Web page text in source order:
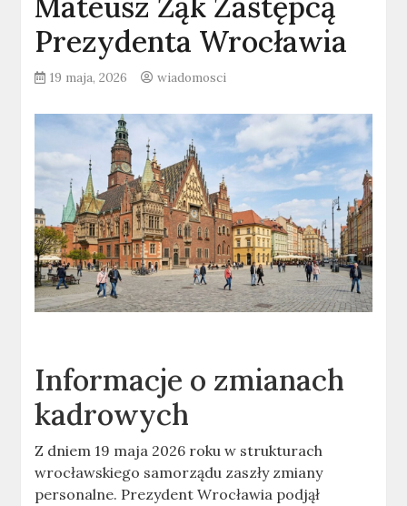
Prezydenta Wrocławia
19 maja, 2026 wiadomosci
Informacje o zmianach
kadrowych
Z dniem 19 maja 2026 roku w strukturach
wrocławskiego samorządu zaszły zmiany
personalne. Prezydent Wrocławia podjął